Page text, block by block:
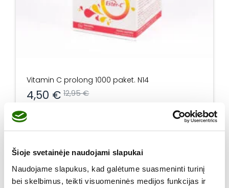
Šioje svetainėje naudojami slapukai
Naudojame slapukus, kad galėtume suasmeninti turinį
bei skelbimus, teikti visuomeninės medijos funkcijas ir
Vitamin C prolong 1000 paket. N14
12,95€
Original
price
was:
12,95 €.
4,50 €
Current
price
is:
4,50 €.
produkto kiekis: Vitamin C prolong 1000 paket. N14